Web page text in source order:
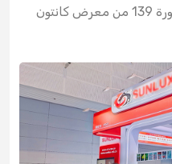
SUNLUX تطلق فعالياتها في الدورة 139 من معرض كانتون